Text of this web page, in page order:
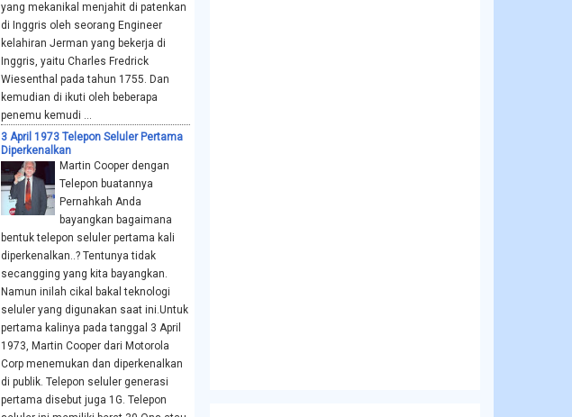
yang mekanikal menjahit di patenkan
di Inggris oleh seorang Engineer
kelahiran Jerman yang bekerja di
Inggris, yaitu Charles Fredrick
Wiesenthal pada tahun 1755. Dan
kemudian di ikuti oleh beberapa
penemu kemudi ...
3 April 1973 Telepon Seluler Pertama
Diperkenalkan
Martin Cooper dengan
Telepon buatannya
Pernahkah Anda
bayangkan bagaimana
bentuk telepon seluler pertama kali
diperkenalkan..? Tentunya tidak
secangging yang kita bayangkan.
Namun inilah cikal bakal teknologi
seluler yang digunakan saat ini.Untuk
pertama kalinya pada tanggal 3 April
1973, Martin Cooper dari Motorola
Corp menemukan dan diperkenalkan
di publik. Telepon seluler generasi
pertama disebut juga 1G. Telepon